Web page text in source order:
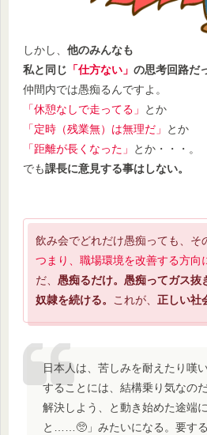
しかし、 他のみんなも
私と同じ 「仕方ない」 の思考回路だ
仲間内では愚痴るんですよ。
「休憩なしで走ってる」
とか
「定時（残業無）は無理だ」
とか
「距離が長くなった」
とか・・・。
でも課長に意見する事はしない。
飲み会でどれだけ愚痴っても、そ
つまり、職場環境を改善する方向
だ、 愚痴るだけ。愚痴ってガス抜
奴隷を続ける。 これが、 正しい社
日本人は、苦しみを耐えたり嘆
することには、結構乗り気なの
解決しよう、と動き始めた途端
と……🥺」みたいになる。要す